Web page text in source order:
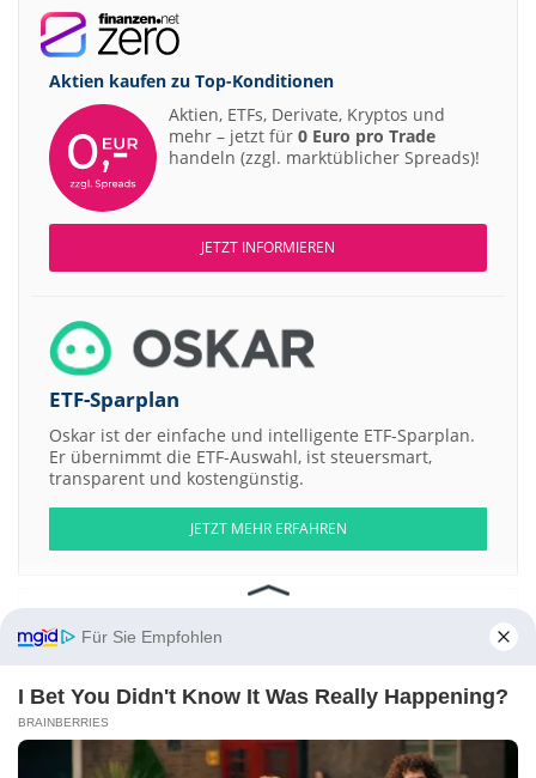
Aktien kaufen zu Top-Konditionen
Aktien, ETFs, Derivate, Kryptos und
mehr – jetzt für 0 Euro pro Trade
handeln (zzgl. marktüblicher Spreads)!
JETZT INFORMIEREN
ETF-Sparplan
Oskar ist der einfache und intelligente ETF-Sparplan.
Er übernimmt die ETF-Auswahl, ist steuersmart,
transparent und kostengünstig.
JETZT MEHR ERFAHREN
S&P 500
Weitere Aktien:
TNL Mediagene Registered Shs
Mangal Compusolution GLOBAL
Für Sie Empfohlen
I Bet You Didn't Know It Was Really Happening?
BRAINBERRIES